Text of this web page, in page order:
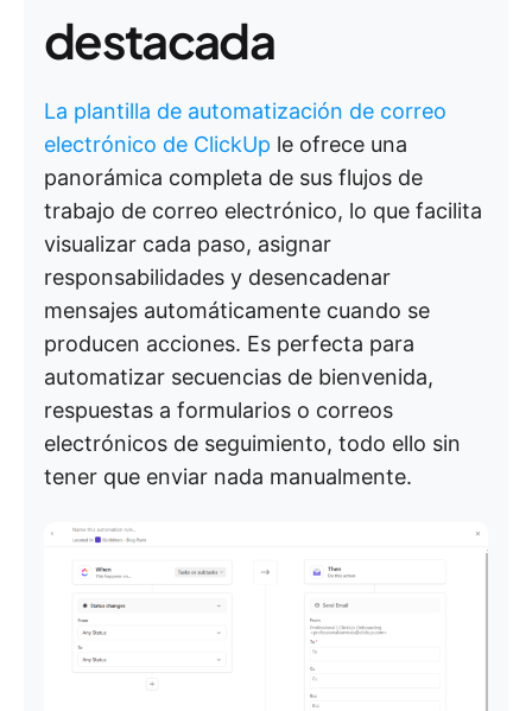
destacada
La plantilla de automatización de correo
electrónico de ClickUp le ofrece una
panorámica completa de sus flujos de
trabajo de correo electrónico, lo que facilita
visualizar cada paso, asignar
responsabilidades y desencadenar
mensajes automáticamente cuando se
producen acciones. Es perfecta para
automatizar secuencias de bienvenida,
respuestas a formularios o correos
electrónicos de seguimiento, todo ello sin
tener que enviar nada manualmente.